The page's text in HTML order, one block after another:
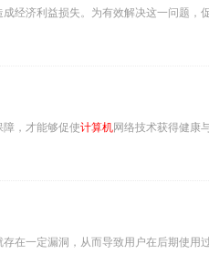
经济利益损失。为有效解决这一问题，
障，才能够促使计算机网络技术获得健康
存在一定漏洞，从而导致用户在后期使用